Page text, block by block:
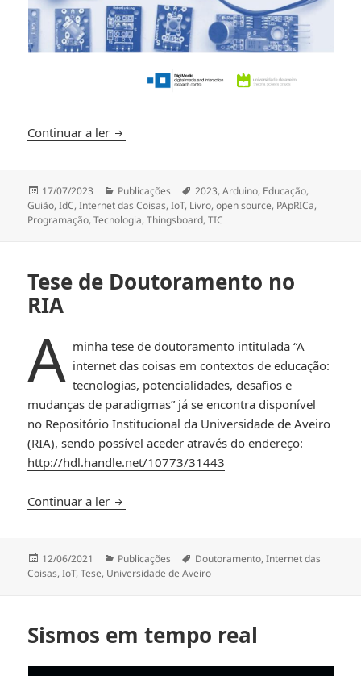
Continuar a ler LIVRO – Potenciar aprendizagens
Publicado
a
17/07/2023 Categorias
Publicações Etiquetas
2023,Arduino, Educação,
Guião,IdC,Internet das Coisas,IoT, Livro,open source, PApRICa,
Programação,Tecnologia,Thingsboard,TIC
Tese de Doutoramento no
RIA
A minha tese de doutoramento intitulada “A
internet das coisas em contextos de educação:
tecnologias, potencialidades, desafios e
mudanças de paradigmas” já se encontra disponível
no Repositório Institucional da Universidade de Aveiro
(RIA), sendo possível aceder através do endereço:
http://hdl.handle.net/10773/31443
Continuar a ler Tese de Doutoramento no RIA
Publicado
a
12/06/2021 Categorias
Publicações Etiquetas
Doutoramento,Internet das
Coisas,IoT,Tese, Universidade de Aveiro
Sismos em tempo real